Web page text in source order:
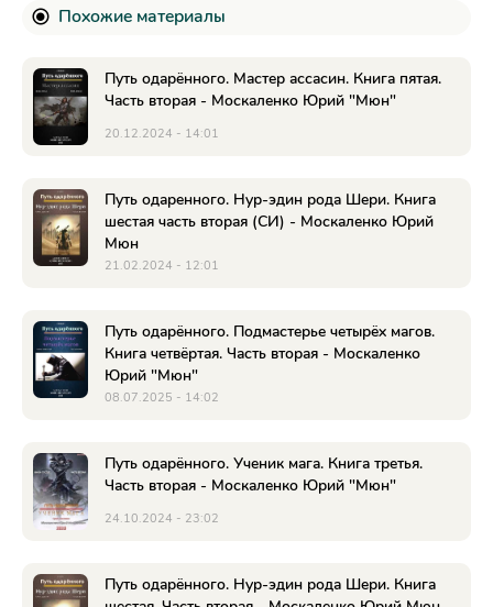
Похожие материалы
Путь одарённого. Мастер ассасин. Книга пятая.
Часть вторая - Москаленко Юрий "Мюн"
20.12.2024 - 14:01
Путь одаренного. Нур-эдин рода Шери. Книга
шестая часть вторая (СИ) - Москаленко Юрий
Мюн
21.02.2024 - 12:01
Путь одарённого. Подмастерье четырёх магов.
Книга четвёртая. Часть вторая - Москаленко
Юрий "Мюн"
08.07.2025 - 14:02
Путь одарённого. Ученик мага. Книга третья.
Часть вторая - Москаленко Юрий "Мюн"
24.10.2024 - 23:02
Путь одарённого. Нур-эдин рода Шери. Книга